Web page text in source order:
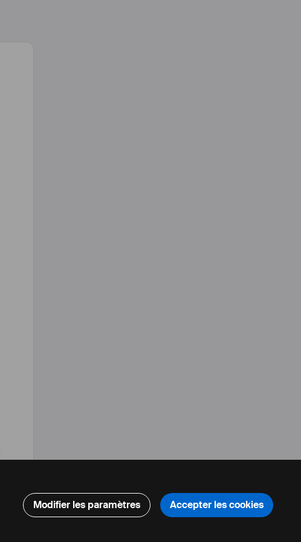
Modifier les paramètres Accepter les cookies